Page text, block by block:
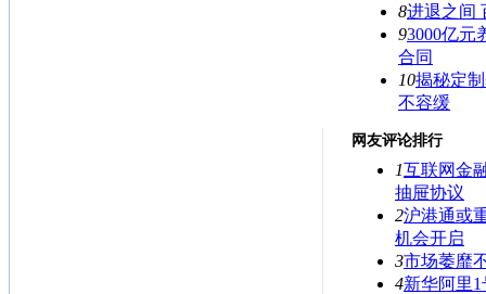
8进退之间
93000亿元
合同
10揭秘定
不容缓
网友评论排行
1互联网金
抽屉协议
2沪港通或
机会开启
3市场萎靡
4新华阿里